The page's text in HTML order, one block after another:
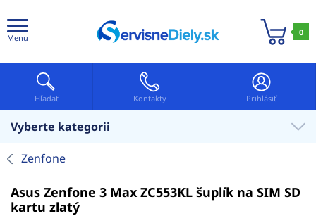
Menu
0
Hľadať Kontakty Prihlásiť
Vyberte kategorii
Zenfone
Asus Zenfone 3 Max ZC553KL šuplík na SIM SD
kartu zlatý